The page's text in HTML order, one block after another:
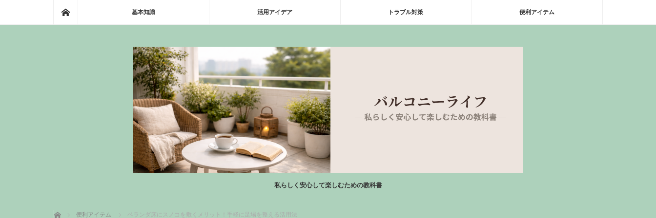
基本知識 活用アイデア トラブル対策 便利アイテム
私らしく安心して楽しむための教科書
ホーム 便利アイテム ベランダ床にスノコを敷くメリット！手軽に足場を整える活用法